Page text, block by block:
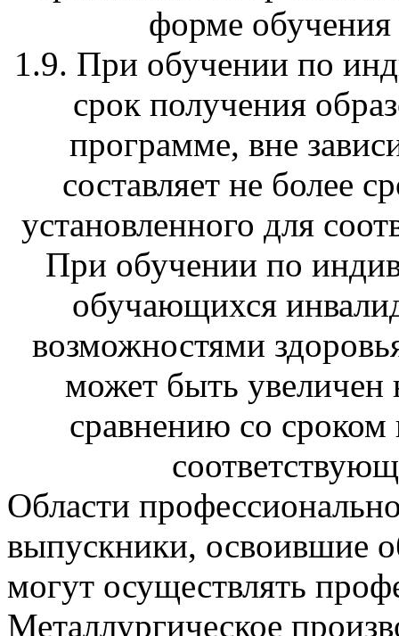
форме обучения
1.9. При обучении по
срок получения
программе, вне
составляет не более
установленного для
При обучении по
обучающихся
возможностями
может быть увеличен
сравнению со сроком
Области
выпускники, освоившие
могут осуществлять
Металлургическое